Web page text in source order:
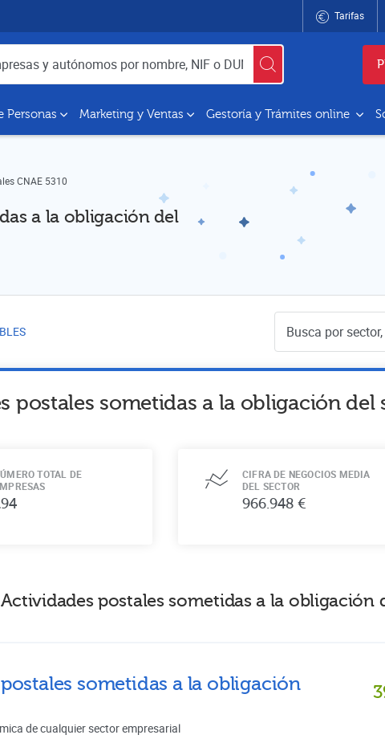
Tarifas
Personas Marketing y Ventas Gestoría y Trámites online
CNAE 5310
a la obligación del
postales sometidas a la obligación del
TOTAL DE
CIFRA DE NEGOCIOS MEDIA
DEL SECTOR
966.948 €
postales sometidas a la obligación
sometidas a la obligación
de cualquier sector empresarial